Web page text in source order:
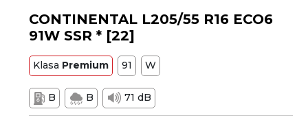
CONTINENTAL L205/55 R16 ECO6
91W SSR * [22]
Klasa Premium 91 W
B B 71 dB